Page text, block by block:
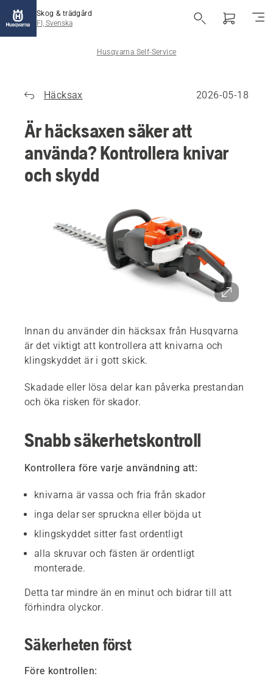
Skog & trädgård
FI, Svenska
Husqvarna Self-Service
Häcksax 2026-05-18
Är häcksaxen säker att
använda? Kontrollera knivar
och skydd
Innan du använder din häcksax från Husqvarna
är det viktigt att kontrollera att knivarna och
klingskyddet är i gott skick.
Skadade eller lösa delar kan påverka prestandan
och öka risken för skador.
Snabb säkerhetskontroll
Kontrollera före varje användning att:
knivarna är vassa och fria från skador
inga delar ser spruckna eller böjda ut
klingskyddet sitter fast ordentligt
alla skruvar och fästen är ordentligt
monterade.
Detta tar mindre än en minut och bidrar till att
förhindra olyckor.
Säkerheten först
Före kontrollen: